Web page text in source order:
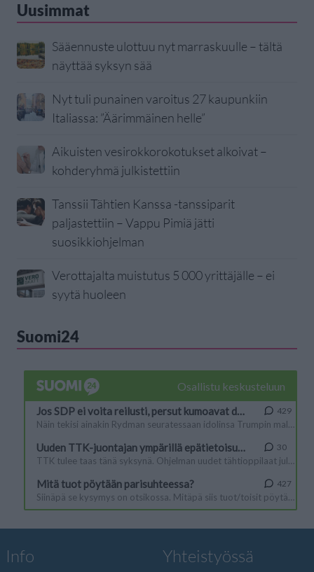
Uusimmat
Sääennuste ulottuu nyt marraskuulle – tältä
näyttää syksyn sää
Nyt tuli punainen varoitus 27 kaupunkiin
Italiassa: ”Äärimmäinen helle”
Aikuisten vesirokkorokotukset alkoivat –
kohderyhmä julkistettiin
Tanssii Tähtien Kanssa -tanssiparit
paljastettiin – Vappu Pimiä jätti
suosikkiohjelman
Verottajalta muistutus 5 000 yrittäjälle – ei
syytä huoleen
Suomi24
Info Yhteistyössä